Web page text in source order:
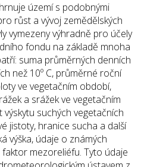
území s podobnými
růst a vývoj zemědělských
vymezeny výhradně pro účely
fondu na základě mnoha
suma průměrných denních
než 10º C, průměrné roční
ve vegetačním období,
a srážek ve vegetačním
suchých vegetačních
jistoty, hranice sucha a další
výška, údaje o známých
mezoreliéfu. Tyto údaje